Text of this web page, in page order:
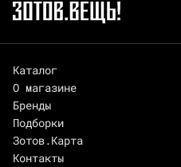
Каталог
О магазине
Бренды
Подборки
Зотов.Карта
Контакты